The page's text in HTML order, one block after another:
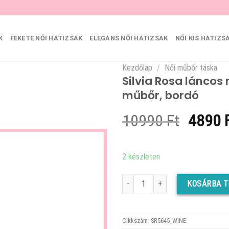
FEKETE NŐI HÁTIZSÁK ELEGÁNS NŐI HÁTIZSÁK NŐI KIS
Kezdőlap / Női műbőr táska
Silvia Rosa
műbőr, bordó
10990Ft 4890
2 készleten
Silvia Rosa láncos nőiKOSÁRBA
Cikkszám: SR5645_WINE